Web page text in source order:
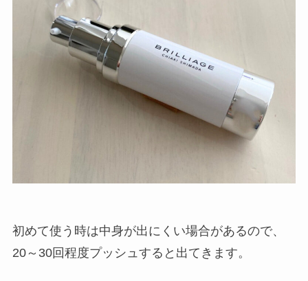
初めて使う時は中身が出にくい場合があるので、
20～30回程度プッシュすると出てきます。